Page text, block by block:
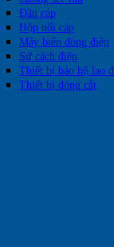
Đầu cáp
Hộp nối cáp
Máy biến dòng điện
Sứ cách điện
Thiết bị bảo hộ lao
Thiết bị đóng cắt